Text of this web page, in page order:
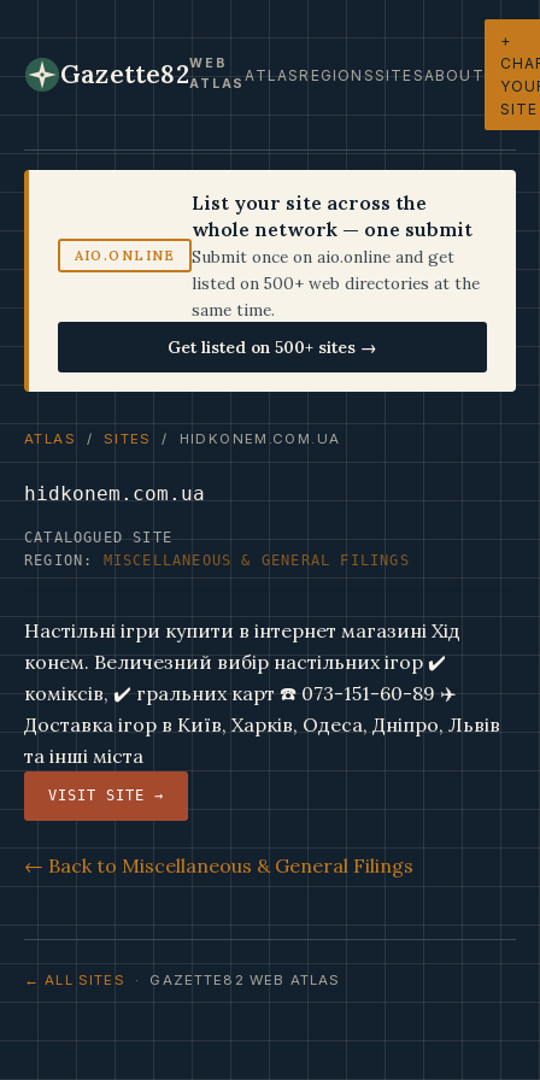
Gazette82WEB
ATLASATLASREGIONSSITESABOUT
+
SITE
AIO.ONLINE
List your site across the
whole network — one submit
Submit once on aio.online and get
listed on 500+ web directories at the
same time.
Get listed on 500+ sites →
ATLAS / SITES / HIDKONEM.COM.UA
hidkonem.com.ua
CATALOGUED SITE
REGION: MISCELLANEOUS & GENERAL FILINGS
Настільні ігри купити в інтернет магазині Хід
конем. Величезний вибір настільних ігор ✔️
коміксів, ✔️ гральних карт ☎️ 073-151-60-89 ✈️
Доставка ігор в Київ, Харків, Одеса, Дніпро, Львів
та інші міста
VISIT SITE →
← Back to Miscellaneous & General Filings
← ALL SITES · GAZETTE82 WEB ATLAS